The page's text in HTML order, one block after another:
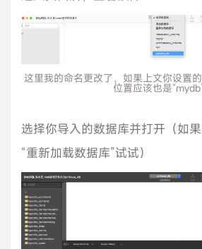
这里我的命名更改了，如果上文你设置
位置应该也是
选择你导入的数据库并打开（如
“重新加载数据库”试试）